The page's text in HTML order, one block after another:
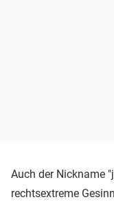
Auch der Nickname
rechtsextreme